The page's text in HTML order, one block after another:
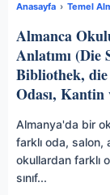
Anasayfa › Temel
Almanca
Anlatımı (Die
Bibliothek,
Odası,
Almanya'da bir
farklı oda, salon,
okullardan farklı
sınıf...